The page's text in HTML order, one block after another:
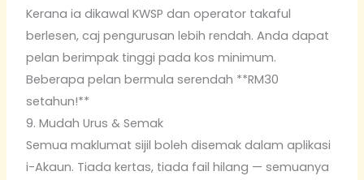
Kerana ia dikawal KWSP dan operator takaful
berlesen, caj pengurusan lebih rendah. Anda dapat
pelan berimpak tinggi pada kos minimum.
Beberapa pelan bermula serendah **RM30
setahun!**
9. Mudah Urus & Semak
Semua maklumat sijil boleh disemak dalam aplikasi
i-Akaun. Tiada kertas, tiada fail hilang — semuanya